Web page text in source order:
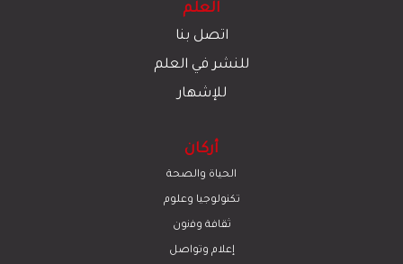
العلم
اتصل بنا
للنشر في العلم
للإشهار
أركان
الحياة والصحة
تكنولوجيا وعلوم
ﺛﻘﺎﻓﺔ وﻓﻧون
إعلام وتواصل